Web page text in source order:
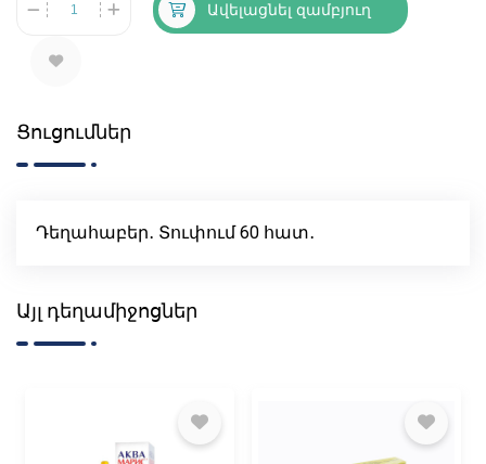
Ավելացնել զամբյուղ
Ցուցումներ
Դեղահաբեր․ Տուփում 60 հատ․
Այլ դեղամիջոցներ